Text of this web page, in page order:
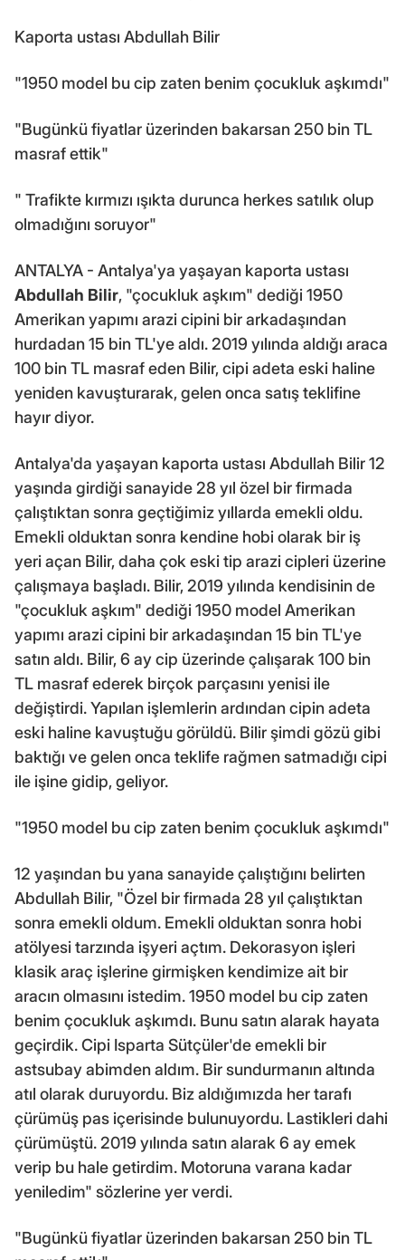
Kaporta ustası Abdullah Bilir
"1950 model bu cip zaten benim çocukluk aşkımdı"
"Bugünkü fiyatlar üzerinden bakarsan 250 bin TL
masraf ettik"
" Trafikte kırmızı ışıkta durunca herkes satılık olup
olmadığını soruyor"
ANTALYA - Antalya'ya yaşayan kaporta ustası
Abdullah Bilir, "çocukluk aşkım" dediği 1950
Amerikan yapımı arazi cipini bir arkadaşından
hurdadan 15 bin TL'ye aldı. 2019 yılında aldığı araca
100 bin TL masraf eden Bilir, cipi adeta eski haline
yeniden kavuşturarak, gelen onca satış teklifine
hayır diyor.
Antalya'da yaşayan kaporta ustası Abdullah Bilir 12
yaşında girdiği sanayide 28 yıl özel bir firmada
çalıştıktan sonra geçtiğimiz yıllarda emekli oldu.
Emekli olduktan sonra kendine hobi olarak bir iş
yeri açan Bilir, daha çok eski tip arazi cipleri üzerine
çalışmaya başladı. Bilir, 2019 yılında kendisinin de
"çocukluk aşkım" dediği 1950 model Amerikan
yapımı arazi cipini bir arkadaşından 15 bin TL'ye
satın aldı. Bilir, 6 ay cip üzerinde çalışarak 100 bin
TL masraf ederek birçok parçasını yenisi ile
değiştirdi. Yapılan işlemlerin ardından cipin adeta
eski haline kavuştuğu görüldü. Bilir şimdi gözü gibi
baktığı ve gelen onca teklife rağmen satmadığı cipi
ile işine gidip, geliyor.
"1950 model bu cip zaten benim çocukluk aşkımdı"
12 yaşından bu yana sanayide çalıştığını belirten
Abdullah Bilir, "Özel bir firmada 28 yıl çalıştıktan
sonra emekli oldum. Emekli olduktan sonra hobi
atölyesi tarzında işyeri açtım. Dekorasyon işleri
klasik araç işlerine girmişken kendimize ait bir
aracın olmasını istedim. 1950 model bu cip zaten
benim çocukluk aşkımdı. Bunu satın alarak hayata
geçirdik. Cipi Isparta Sütçüler'de emekli bir
astsubay abimden aldım. Bir sundurmanın altında
atıl olarak duruyordu. Biz aldığımızda her tarafı
çürümüş pas içerisinde bulunuyordu. Lastikleri dahi
çürümüştü. 2019 yılında satın alarak 6 ay emek
verip bu hale getirdim. Motoruna varana kadar
yeniledim" sözlerine yer verdi.
"Bugünkü fiyatlar üzerinden bakarsan 250 bin TL